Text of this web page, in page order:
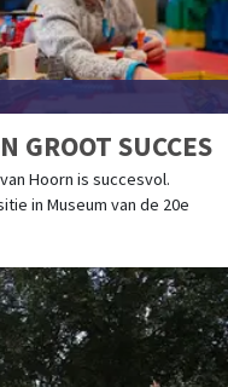
GROOT SUCCES
Hoorn is succesvol.
in Museum van de 20e